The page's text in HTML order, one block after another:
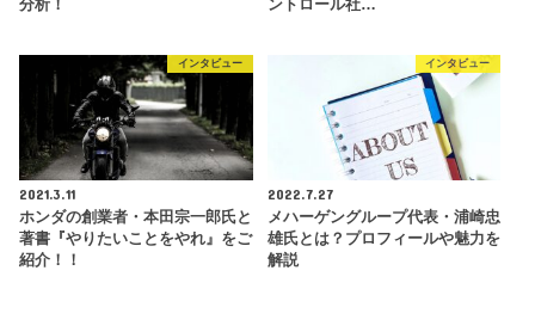
分析！
ントロール社…
インタビュー
2021.3.11
ホンダの創業者・本田宗一郎氏と
著書『やりたいことをやれ』をご
紹介！！
インタビュー
2022.7.27
メハーゲングループ代表・浦崎忠
雄氏とは？プロフィールや魅力を
解説